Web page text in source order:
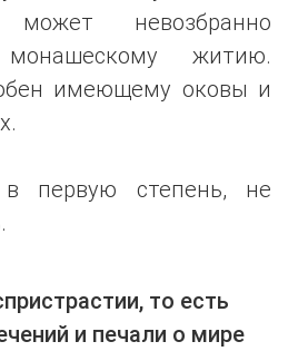
невозбранно
житию.
имеющему оковы и
первую степень, не
то есть
и печали о мире